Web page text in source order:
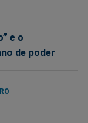
e o
de poder